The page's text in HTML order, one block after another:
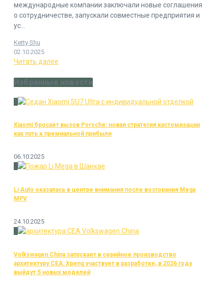
международные компании заключали новые соглашения
о сотрудничестве, запускали совместные предприятия и
ус...
Ketty Shu
02.10.2025
Читать далее
Избранные новости
1
Xiaomi бросает вызов Porsche: новая стратегия кастомизации
как путь к премиальной прибыли
06.10.2025
2
Li Auto оказалась в центре внимания после возгорания Mega
MPV
24.10.2025
3
Volkswagen China запускает в серийное производство
архитектуру CEA: Xpeng участвует в разработке, в 2026 году
выйдут 5 новых моделей